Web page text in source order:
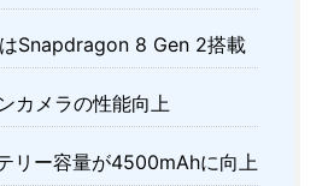
Snapdragon 8 Gen 2搭載
カメラの性能向上
リー容量が4500mAhに向上